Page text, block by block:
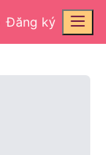
Đăng ký